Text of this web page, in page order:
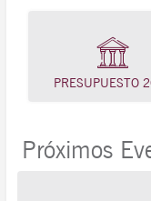
PRESUPUESTO
Próximos